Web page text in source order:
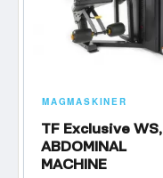
MAGMASKINER
TF Exclusive WS,
ABDOMINAL
MACHINE